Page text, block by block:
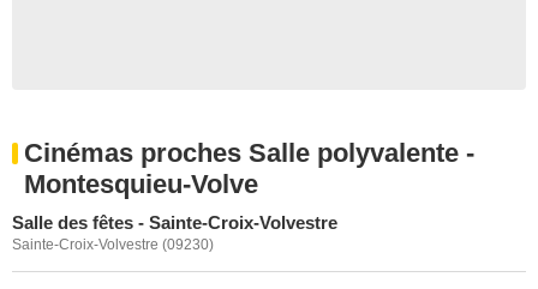
Cinémas proches Salle polyvalente -
Montesquieu-Volve
Salle des fêtes - Sainte-Croix-Volvestre
Sainte-Croix-Volvestre (09230)